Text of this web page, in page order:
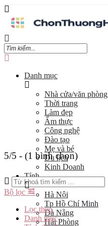
Danh mục
Nhà cửa/văn phòng
Thời trang
Làm đẹp
Ẩm thực
Công nghệ
Đào tạo
Mẹ và bé
Du lịch
Kinh Doanh
Tỉnh
Hà Nội
Tp Hồ Chí Minh
Đà Nẵng
Hải Phòng
5/5 - (1 bình chọn)
Bộ lọc
Lọc theo
Danh mục